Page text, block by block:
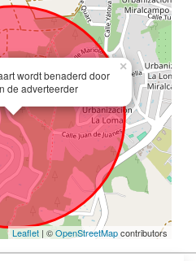
wordt benaderd door
de adverteerder
×
Leaflet | ©OpenStreetMapcontributors